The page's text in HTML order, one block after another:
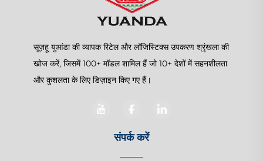
सूज़हू युआंडा की व्यापक रिटेल और लॉजिस्टिक्स उपकरण श्रृंखला की
खोज करें, जिसमें 100+ मॉडल शामिल हैं जो 10+ देशों में सहनशीलता
और कुशलता के लिए डिज़ाइन किए गए हैं।
संपर्क करें